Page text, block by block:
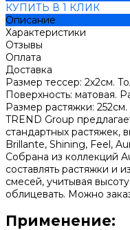
КУПИТЬ В 1 КЛИК
Описание
Характеристики
Отзывы
Оплата
Доставка
Размер тессер: 2х2см.
Поверхность: матовая.
Размер растяжки:
TREND Group
стандартных растяжек,
Brillante, Shining, Feel,
Собрана из коллекций
составлять растяжки и
смесей, учитывая
облицевать. Можно
Применение: